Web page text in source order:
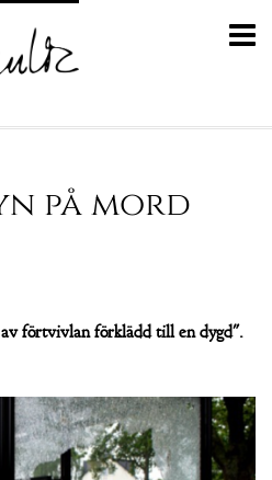
på mord
förtvivlan förklädd till en dygd".